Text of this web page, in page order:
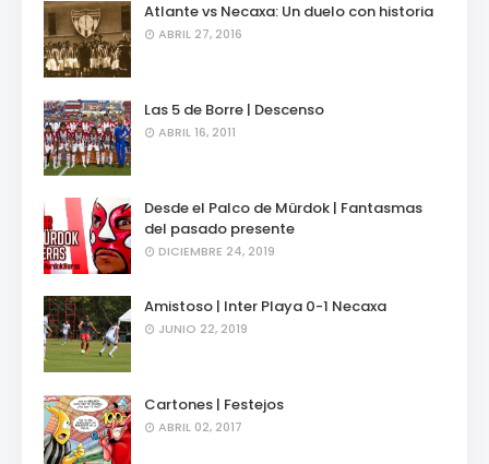
Atlante vs Necaxa: Un duelo con historia
ABRIL 27, 2016
Las 5 de Borre | Descenso
ABRIL 16, 2011
Desde el Palco de Mürdok | Fantasmas
del pasado presente
DICIEMBRE 24, 2019
Amistoso | Inter Playa 0-1 Necaxa
JUNIO 22, 2019
Cartones | Festejos
ABRIL 02, 2017